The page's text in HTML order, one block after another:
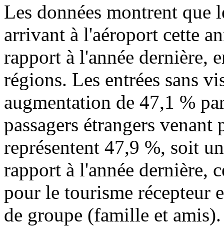
Les données montrent que
arrivant à l'aéroport cette
rapport à l'année dernière,
régions. Les entrées sans
augmentation de 47,1 %
passagers étrangers
représentent 47,9 %, soit
rapport à l'année dernière,
pour le tourisme récepteur
de groupe (famille et amis).